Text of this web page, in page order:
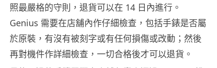
照最嚴格的守則，退貨可以在 14 日內進行。
Genius 需要在店舖內作仔細檢查，包括手錶是否屬
於原裝，有沒有被刻字或有任何損傷或改動；然後
再對機件作詳細檢查，一切合格後才可以退貨。